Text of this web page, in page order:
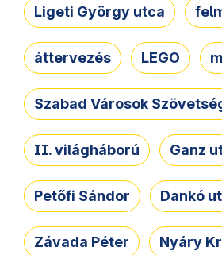
Ligeti György utca
áttervezés LEGO
Szabad Városok
II. világháború Ganz
Petőfi Sándor Dankó
Závada Péter Nyáry